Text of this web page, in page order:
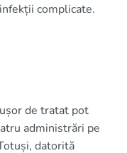
complicate.
de tratat pot
administrări pe
datorită